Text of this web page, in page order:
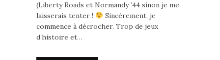
(Liberty Roads et Normandy ’44 sinon je me
laisserais tenter !
Sincèrement, je
commence à décrocher. Trop de jeux
d’histoire et…